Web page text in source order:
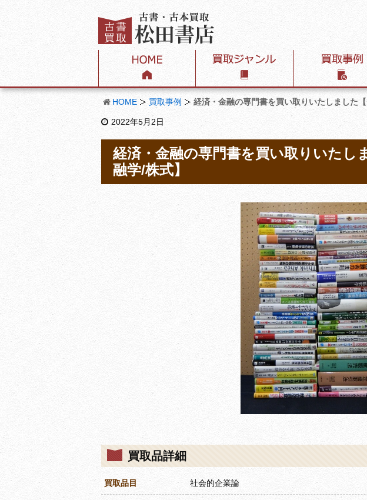
HOME 買取事例 経済・金融の専門書を買い取りいたしました
2022年5月2日
経済・金融の専門書を買い取りいたし
融学/株式】
買取品詳細
買取品目 社会的企業論